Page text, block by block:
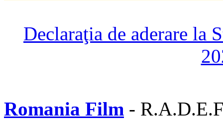
Declaraţia de aderare la
Romania Film -